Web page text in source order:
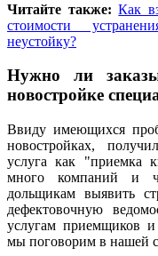
Читайте также: Как
стоимости
неустойку?
Нужно ли
новостройке
Ввиду имеющихся
новостройках,
услуга как "приемка
много компаний и
дольщикам выявить
дефектовочную
услугам приемщиков и
мы поговорим в нашей